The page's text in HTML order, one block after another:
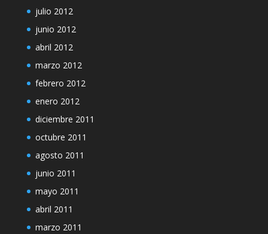
julio 2012
junio 2012
abril 2012
marzo 2012
febrero 2012
enero 2012
diciembre 2011
octubre 2011
agosto 2011
junio 2011
mayo 2011
abril 2011
marzo 2011